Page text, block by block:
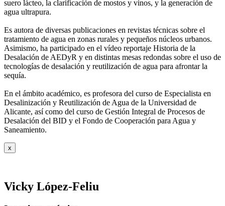
suero lácteo, la clarificación de mostos y vinos, y la generación de
agua ultrapura.
Es autora de diversas publicaciones en revistas técnicas sobre el
tratamiento de agua en zonas rurales y pequeños núcleos urbanos.
Asimismo, ha participado en el vídeo reportaje Historia de la
Desalación de AEDyR y en distintas mesas redondas sobre el uso de
tecnologías de desalación y reutilización de agua para afrontar la
sequía.
En el ámbito académico, es profesora del curso de Especialista en
Desalinización y Reutilización de Agua de la Universidad de
Alicante, así como del curso de Gestión Integral de Procesos de
Desalación del BID y el Fondo de Cooperación para Agua y
Saneamiento.
x
Vicky López-Feliu